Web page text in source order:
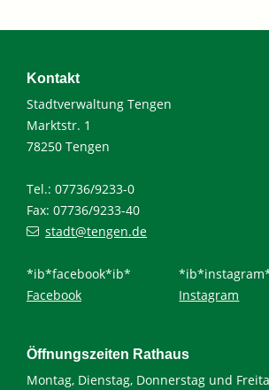
Kontakt
Stadtverwaltung Tengen
Marktstr. 1
78250 Tengen
Tel.: 07736/9233-0
Fax: 07736/9233-40
stadt@tengen.de
*ib*facebook*ib*
Facebook
Instagram
Öffnungszeiten Rathaus
Montag, Dienstag, Donnerstag und